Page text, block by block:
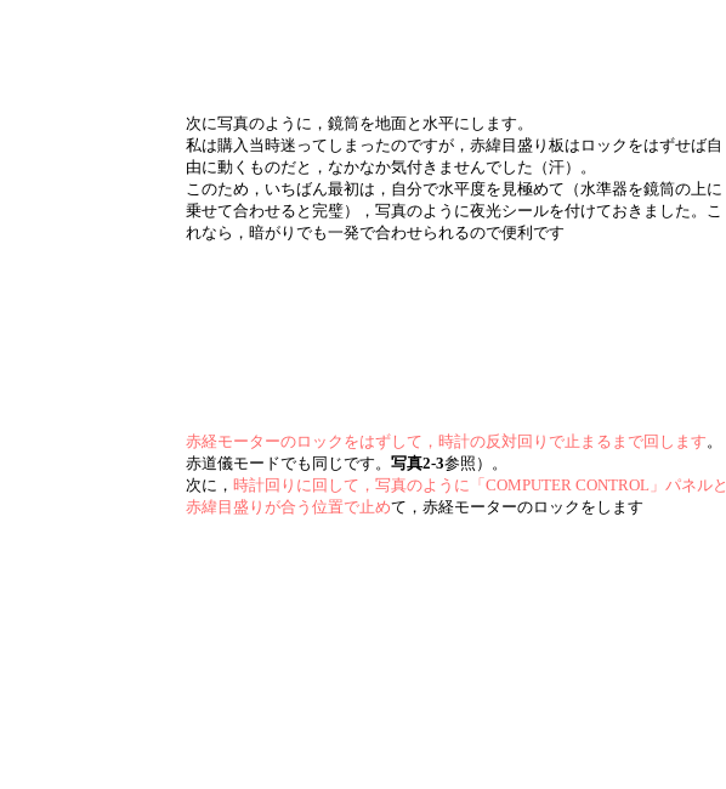
次に写真のように，鏡筒を地面と水平にします。
私は購入当時迷ってしまったのですが，赤緯目盛り板はロックをはずせば自
由に動くものだと，なかなか気付きませんでした（汗）。
このため，いちばん最初は，自分で水平度を見極めて（水準器を鏡筒の上に
乗せて合わせると完璧），写真のように夜光シールを付けておきました。こ
れなら，暗がりでも一発で合わせられるので便利です
赤経モーターのロックをはずして，時計の反対回りで止まるまで回します。
赤道儀モードでも同じです。 写真2-3参照）。
次に， 時計回りに回して，写真のように「COMPUTER CONTROL」パネルと
赤緯目盛りが合う位置で止めて，赤経モーターのロックをします